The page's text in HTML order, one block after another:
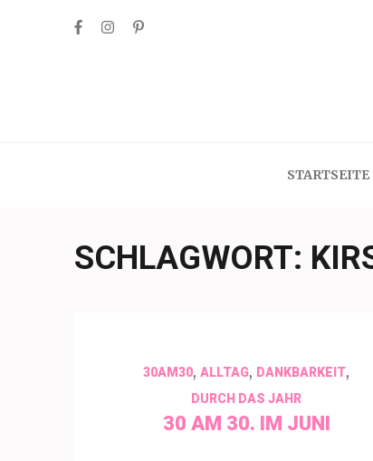
STARTSEITE
SCHLAGWORT:
30AM30, ALLTAG, DANKBARKEIT,
DURCH DAS JAHR
30 AM 30. IM JUNI